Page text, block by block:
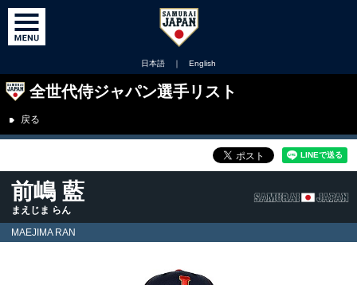
日本語 ｜ English
全世代侍ジャパン選手リスト
戻る
前嶋 藍
まえじま らん
MAEJIMA RAN